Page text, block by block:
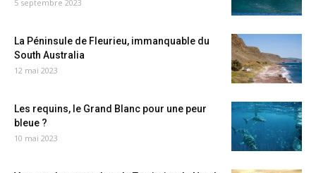
5 septembre 2023
La Péninsule de Fleurieu, immanquable du
South Australia
12 mai 2023
Les requins, le Grand Blanc pour une peur
bleue ?
10 mai 2023